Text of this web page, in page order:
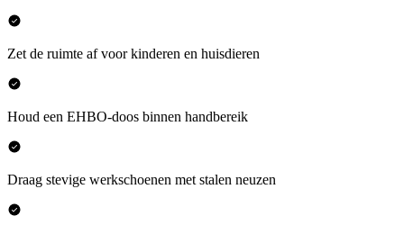
Zet de ruimte af voor kinderen en huisdieren
Houd een EHBO-doos binnen handbereik
Draag stevige werkschoenen met stalen neuzen